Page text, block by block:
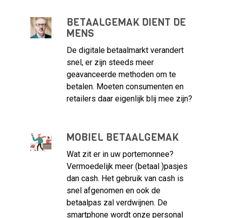
BETAALGEMAK DIENT DE
MENS
De digitale betaalmarkt verandert
snel, er zijn steeds meer
geavanceerde methoden om te
betalen. Moeten consumenten en
retailers daar eigenlijk blij mee zijn?
MOBIEL BETAALGEMAK
Wat zit er in uw portemonnee?
Vermoedelijk meer (betaal )pasjes
dan cash. Het gebruik van cash is
snel afgenomen en ook de
betaalpas zal verdwijnen. De
smartphone wordt onze personal